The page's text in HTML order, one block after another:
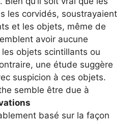
les corvidés, soustrayaient
et les objets, même de
avoir aucune
objets scintillants ou
une étude suggère
suspicion à ces objets.
semble être due à
basé sur la façon